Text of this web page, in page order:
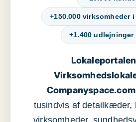
+150.000 virksomheder
+1.400
Companyspace.com
tusindvis af detailkæder,
virksomheder,